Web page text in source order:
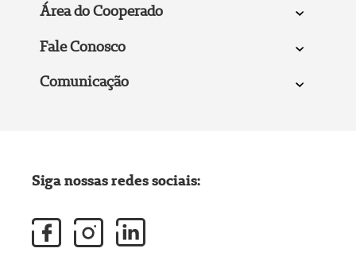
Área do Cooperado
Fale Conosco
Comunicação
Siga nossas redes sociais: